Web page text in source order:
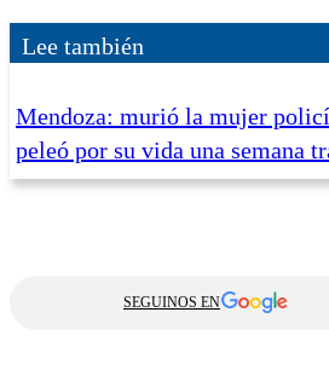
Lee también
Mendoza: murió la mujer
peleó por su vida una semana
SEGUINOS EN